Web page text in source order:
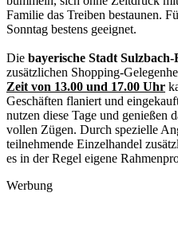
Familie das Treiben bestaunen.
Sonntag bestens geeignet.
Die bayerische Stadt Sulzbach-
zusätzlichen Shopping-
Zeit von 13.00 und 17.00 Uhr
Geschäften flaniert und
nutzen diese Tage und genießen
vollen Zügen. Durch spezielle
teilnehmende Einzelhandel
es in der Regel eigene
Werbung